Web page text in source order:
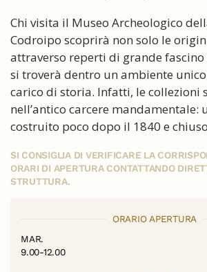
Chi visita il Museo Archeologico
Codroipo scoprirà non solo le
attraverso reperti di grande fascino
si troverà dentro un ambiente
carico di storia. Infatti, le collezioni
nell’antico carcere mandamentale:
costruito poco dopo il 1840 e
SI CONSIGLIA DI VERIFICARE LA
ORARI DI APERTURA CONTATTANDO
STRUTTURA.
ORARIO APERTURA
MAR.
9.00-12.00